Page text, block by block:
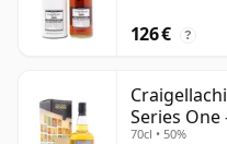
126 € ?
Series One
70cl • 50%